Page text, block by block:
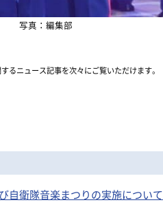
写真：編集部
ニュース記事を次々にご覧いただけます。
自衛隊音楽まつりの実施について